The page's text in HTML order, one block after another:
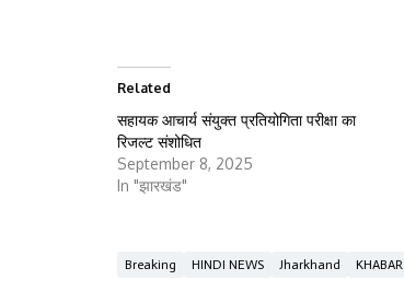
Related
सहायक आचार्य संयुक्त प्रतियोगिता परीक्षा का
रिजल्ट संशोधित
September 8, 2025
In "झारखंड"
Breaking HINDI NEWS Jharkhand KHABAR